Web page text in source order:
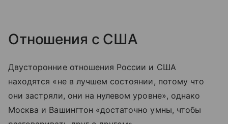
Отношения с США
Двусторонние отношения России и США
находятся «не в лучшем состоянии, потому что
они застряли, они на нулевом уровне», однако
Москва и Вашингтон «достаточно умны, чтобы